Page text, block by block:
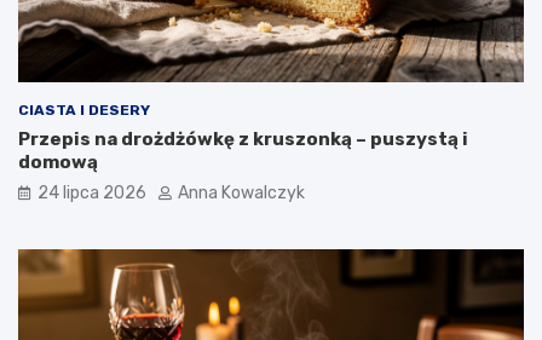
CIASTA I DESERY
Przepis na drożdżówkę z kruszonką – puszystą i
domową
24 lipca 2026 Anna Kowalczyk